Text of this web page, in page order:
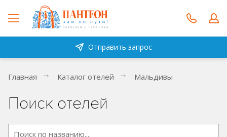
Отправить запрос
Главная Каталог отелей Мальдивы
Поиск отелей